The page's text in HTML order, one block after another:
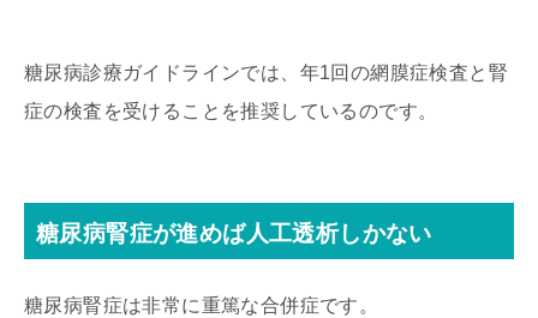
糖尿病診療ガイドラインでは、年1回の網膜症検査と腎
症の検査を受けることを推奨しているのです。
糖尿病腎症が進めば人工透析しかない
糖尿病腎症は非常に重篤な合併症です。